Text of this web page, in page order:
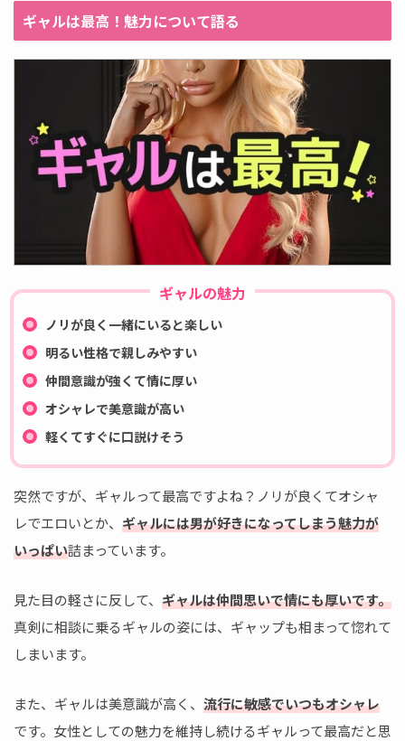
ギャルは最高！魅力について語る
ギャルの魅力
ノリが良く一緒にいると楽しい
明るい性格で親しみやすい
仲間意識が強くて情に厚い
オシャレで美意識が高い
軽くてすぐに口説けそう
突然ですが、ギャルって最高ですよね？ノリが良くてオシャ
レでエロいとか、 ギャルには男が好きになってしまう魅力が
いっぱい詰まっています。
見た目の軽さに反して、 ギャルは仲間思いで情にも厚いです。
真剣に相談に乗るギャルの姿には、ギャップも相まって惚れて
しまいます。
また、ギャルは美意識が高く、 流行に敏感でいつもオシャレ
です。女性としての魅力を維持し続けるギャルって最高だと思